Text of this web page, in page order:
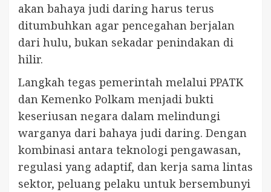
akan bahaya judi daring harus terus
ditumbuhkan agar pencegahan berjalan
dari hulu, bukan sekadar penindakan di
hilir.
Langkah tegas pemerintah melalui PPATK
dan Kemenko Polkam menjadi bukti
keseriusan negara dalam melindungi
warganya dari bahaya judi daring. Dengan
kombinasi antara teknologi pengawasan,
regulasi yang adaptif, dan kerja sama lintas
sektor, peluang pelaku untuk bersembunyi